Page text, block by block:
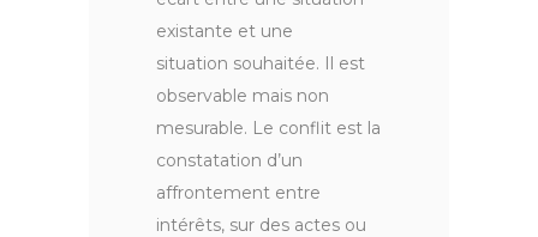
existante et une
situation souhaitée. Il est
observable mais non
mesurable. Le conflit est la
constatation d’un
affrontement entre
intérêts, sur des actes ou